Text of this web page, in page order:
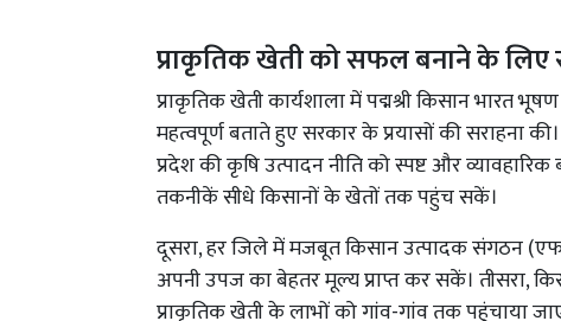
प्राकृतिक खेती को सफल बनाने के लिए
प्राकृतिक खेती कार्यशाला में पद्मश्री किसान भारत
महत्वपूर्ण बताते हुए सरकार के प्रयासों की सराहना
प्रदेश की कृषि उत्पादन नीति को स्पष्ट और
तकनीकें सीधे किसानों के खेतों तक पहुंच सकें।
दूसरा, हर जिले में मजबूत किसान उत्पादक संगठन
अपनी उपज का बेहतर मूल्य प्राप्त कर सकें। तीसरा,
प्राकृतिक खेती के लाभों को गांव-गांव तक पहुंचाया